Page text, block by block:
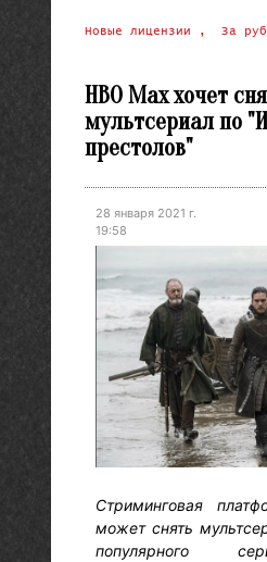
Новые лицензии , За
HBO Max хочет
мультсериал по
престолов"
28 января 2021 г.
19:58
Стриминговая
может снять
популярного